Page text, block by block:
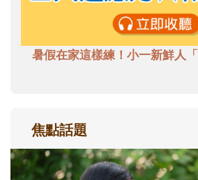
暑假在家這樣練！小一新鮮人
焦點話題